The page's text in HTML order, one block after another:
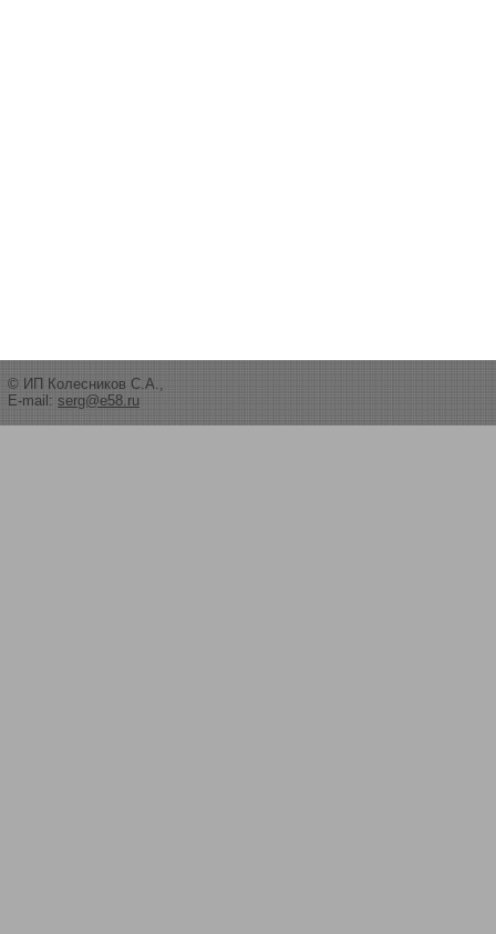
© ИП Колесников С.А.,
E-mail: serg@e58.ru